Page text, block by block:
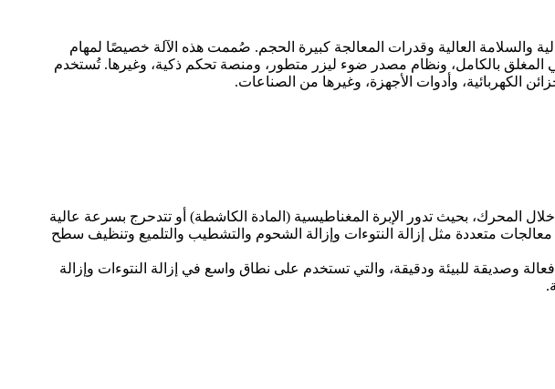
والسلامة العالية وقدرات المعالجة كبيرة الحجم. صُممت هذه الآلة خصيصًا لمهام
المغلق بالكامل، ونظام مصدر ضوء ليزر متطور، ومنصة تحكم ذكية، وغيرها. تُستخدم
الكهربائية، وأدوات الأجهزة، وغيرها من الصناعات.
المحرك، بحيث تدور الإبرة المغناطيسية (المادة الكاشطة) أو تتدحرج بسرعة عالية
متعددة مثل إزالة النتوءات وإزالة الشحوم والتشطيب والتلميع وتنظيف سطح
وصديقة للبيئة ودقيقة، والتي تستخدم على نطاق واسع في إزالة النتوءات وإزالة